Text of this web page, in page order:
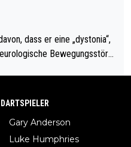
dass er eine „dystonia“,
Bewegungsstöru
Dartits-Fälle fälschlich psy
werden! Dafür müsste
zum Mentaltrainer gehen…
DARTSPIELER
Gary Anderson
Luke Humphries